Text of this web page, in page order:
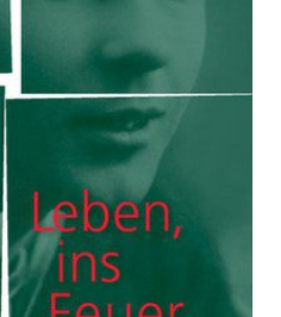
336 Seiten
ISBN: 978-3-518-